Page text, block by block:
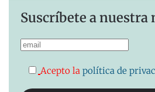
Suscríbete a nuestra
Acepto la política de